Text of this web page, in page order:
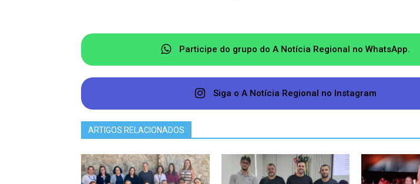
medalha de participação. A corrida premiará os cinco primeiros
(masculino e feminino) residentes em São Gonçalo do Rio Abaixo,
valores em dinheiro, sendo: 1º lugar: R$500,00; 2º lugar:
R$300,00; 4º lugar: R$200,00 e 5º lugar: R$100,00. As categorias
faixa-etária diversas indo de 18 a 66 anos ou mais. Os três
Participe do grupo do A Notícia Regional no WhatsApp.
Siga o A Notícia Regional no Instagram
ARTIGOS RELACIONADOS